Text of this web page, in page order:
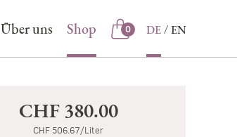
Shop
0
Über uns Shop DE EN
CHF 380.00
CHF 506.67/Liter